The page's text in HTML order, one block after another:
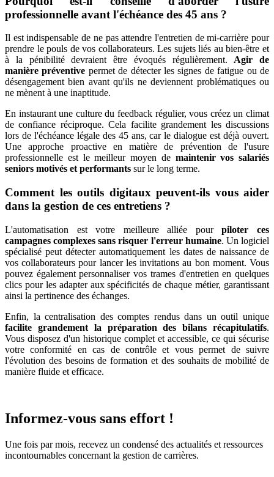
professionnelle avant l'échéance des 45 ans ?
Il est indispensable de ne pas attendre l'entretien de mi-carrière pour
prendre le pouls de vos collaborateurs. Les sujets liés au bien-être et
à la pénibilité devraient être évoqués régulièrement. Agir de
manière préventive permet de détecter les signes de fatigue ou de
désengagement bien avant qu'ils ne deviennent problématiques ou
ne mènent à une inaptitude.
En instaurant une culture du feedback régulier, vous créez un climat
de confiance réciproque. Cela facilite grandement les discussions
lors de l'échéance légale des 45 ans, car le dialogue est déjà ouvert.
Une approche proactive en matière de prévention de l'usure
professionnelle est le meilleur moyen de maintenir vos salariés
seniors motivés et performants sur le long terme.
Comment les outils digitaux peuvent-ils vous aider
dans la gestion de ces entretiens ?
L'automatisation est votre meilleure alliée pourpiloter ces
campagnes complexes sans risquer l'erreur humaine. Un logiciel
spécialisé peut détecter automatiquement les dates de naissance de
vos collaborateurs pour lancer les invitations au bon moment. Vous
pouvez également personnaliser vos trames d'entretien en quelques
clics pour les adapter aux spécificités de chaque métier, garantissant
ainsi la pertinence des échanges.
Enfin, la centralisation des comptes rendus dans un outil unique
facilite grandement la préparation des bilans récapitulatifs.
Vous disposez d'un historique complet et accessible, ce qui sécurise
votre conformité en cas de contrôle et vous permet de suivre
l'évolution des besoins de formation et des souhaits de mobilité de
manière fluide et efficace.
Informez-vous sans effort !
Une fois par mois, recevez un condensé des actualités et ressources
incontournables concernant la gestion de carrières.